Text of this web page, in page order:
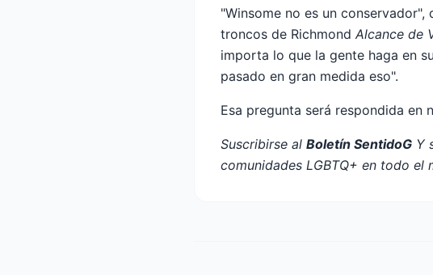
"Winsome no es un
troncos de Richmond Alcance de
importa lo que la gente haga en
pasado en gran medida eso".
Esa pregunta será respondida en
Suscribirse al Boletín SentidoG Y
comunidades LGBTQ+ en todo el